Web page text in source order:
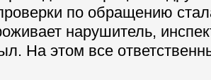
по обращению
нарушитель,
На этом все